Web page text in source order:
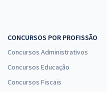
CONCURSOS POR PROFISSÃO
Concursos Administrativos
Concursos Educação
Concursos Fiscais